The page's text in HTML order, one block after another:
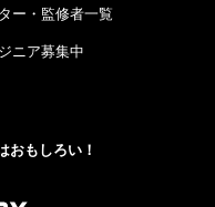
ー・監修者一覧
ニア募集中
おもしろい！